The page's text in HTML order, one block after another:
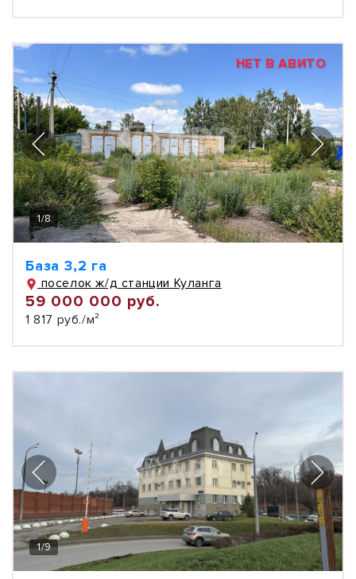
НЕТ В АВИТО
1/8
База 3,2 га
поселок ж/д станции Куланга
59 000 000 руб.
1 817 руб./м²
1/9